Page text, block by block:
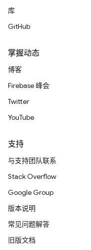
库
GitHub
掌握动态
博客
Firebase 峰会
Twitter
YouTube
支持
与支持团队联系
Stack Overflow
Google Group
版本说明
常见问题解答
旧版文档